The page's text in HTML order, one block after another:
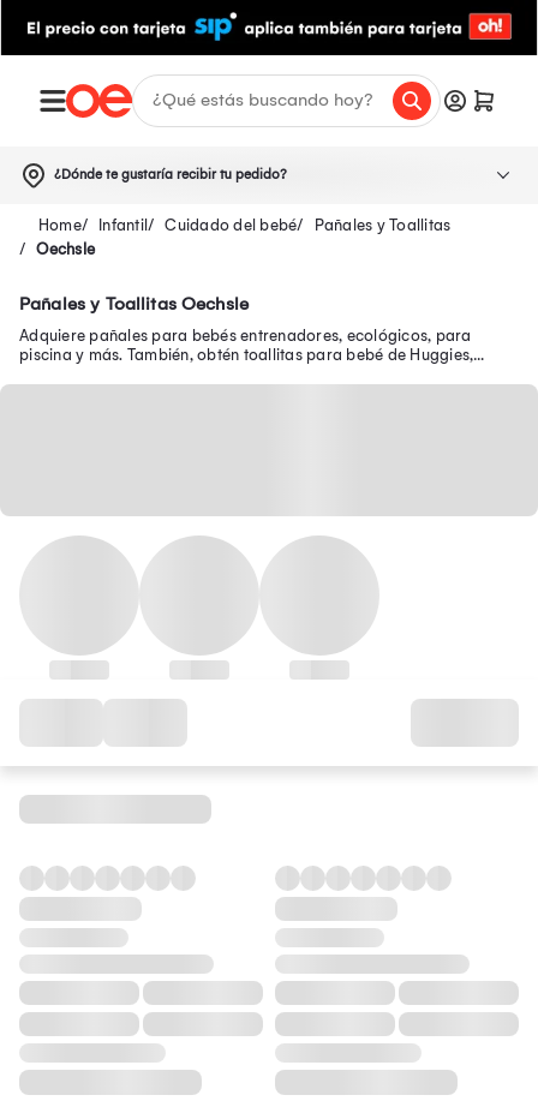
¿Dónde te gustaría recibir tu pedido?
Infantil Cuidado del bebé
Pañales y Toallitas
Oechsle
Pañales y Toallitas Oechsle
Adquiere pañales para bebés entrenadores, ecológicos, para
piscina y más. También, obtén toallitas para bebé de Huggies,